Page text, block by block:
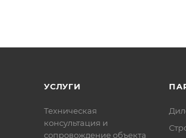
УСЛУГИ
Техническая
консультация и
сопровождение объекта